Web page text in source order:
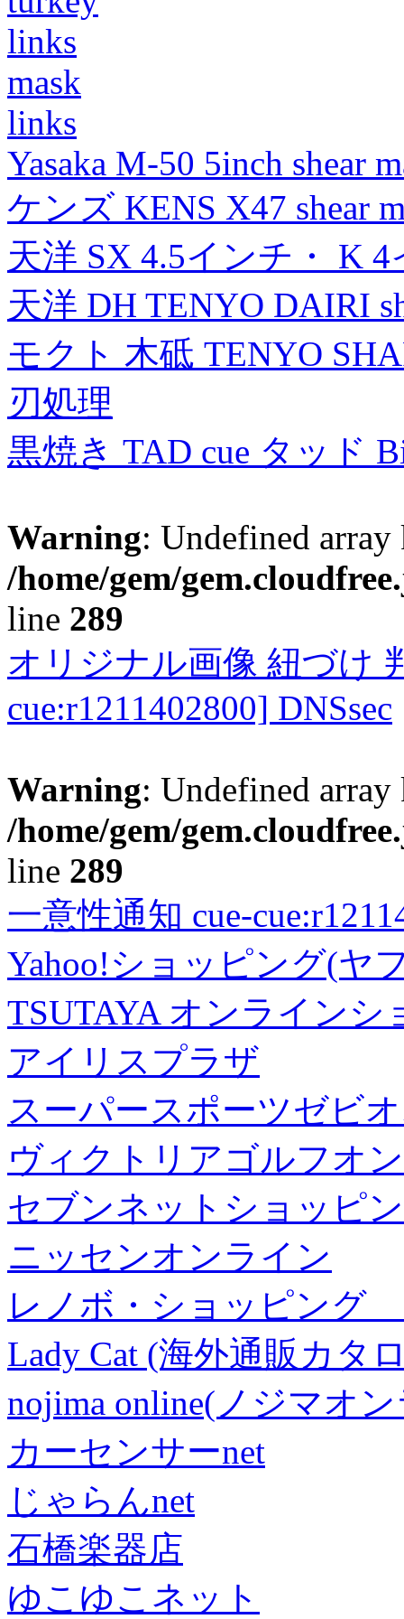
links
mask
links
Yasaka M-50 5inch shear
ケンズ KENS X47 shear
天洋 SX 4.5インチ・ K
天洋 DH TENYO DAIRI
モクト 木砥 TENYO
刃処理
黒焼き TAD cue タッド
Warning: Undefined
/home/gem/
line 289
オリジナル画像 紐づけ
cue:r1211402800] DNSsec
Warning: Undefined
/home/gem/
line 289
一意性通知 cue-
Yahoo!ショッピング(ヤ
TSUTAYA オンラインシ
アイリスプラザ
スーパースポーツゼビ
ヴィクトリアゴルフオ
セブンネットショッピ
ニッセンオンライン
レノボ・ショッピング
Lady Cat (海外通販カタ
nojima online(ノジマオ
カーセンサーnet
じゃらんnet
石橋楽器店
ゆこゆこネット